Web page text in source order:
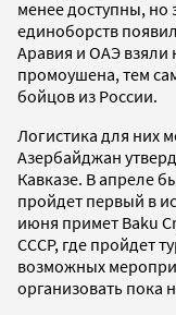
менее доступны,
единоборств
Аравия и ОАЭ взяли
промоушена, тем
бойцов из России.
Логистика для них
Азербайджан
Кавказе. В апреле
пройдет первый в
июня примет Baku
СССР, где пройдет
возможных
организовать пока